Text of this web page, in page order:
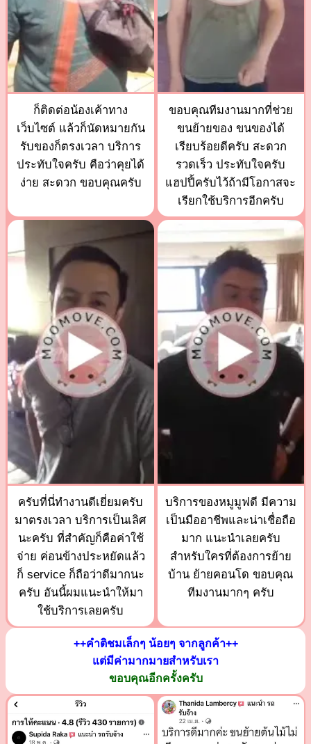
ก็ติดต่อน้องเค้าทาง
เว็บไซต์ แล้วก็นัดหมายกัน
รับของก็ตรงเวลา บริการ
ประทับใจครับ คือว่าคุยได้
ง่าย สะดวก ขอบคุณครับ
ขอบคุณทีมงานมากที่ช่วย
ขนย้ายของ ขนของได้
เรียบร้อยดีครับ สะดวก
รวดเร็ว ประทับใจครับ
แฮปปี้ครับไว้ถ้ามีโอกาสจะ
เรียกใช้บริการอีกครับ
ครับที่นี่ทำงานดีเยี่ยมครับ
มาตรงเวลา บริการเป็นเลิศ
นะครับ ที่สำคัญก็คือค่าใช้
จ่าย ค่อนข้างประหยัดแล้ว
ก็ service ก็ถือว่าดีมากนะ
ครับ อันนี้ผมแนะนำให้มา
ใช้บริการเลยครับ
บริการของหมูมูฟดี มีความ
เป็นมืออาชีพและน่าเชื่อถือ
มาก แนะนำเลยครับ
สำหรับใครที่ต้องการย้าย
บ้าน ย้ายคอนโด ขอบคุณ
ทีมงานมากๆ ครับ
++คำติชมเล็กๆ น้อยๆ จากลูกค้า++
แต่มีค่ามากมายสำหรับเรา
ขอบคุณอีกครั้งครับ